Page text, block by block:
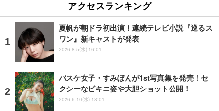
アクセスランキング
夏帆が朝ドラ初出演！連続テレビ小説『巡るス
ワン』新キャストが発表
2026.8.5(水) 16:01
バスケ女子・すみぽんが1st写真集を発売！セ
クシーなビキニ姿や大胆ショット公開！
2026.6.10(水) 18:01